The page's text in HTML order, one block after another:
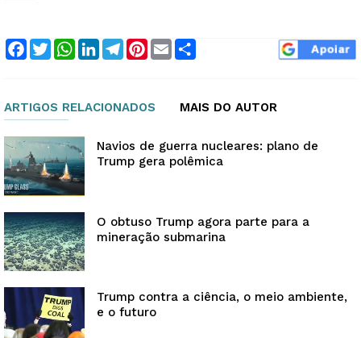
Facebook
TwitterWhatsApp
LinkedInTelegram
Pinterest
Email
ARTIGOS RELACIONADOS MAIS DO AUTOR
Navios de guerra nucleares: plano de
Trump gera polêmica
O obtuso Trump agora parte para a
mineração submarina
Trump contra a ciência, o meio ambiente,
e o futuro